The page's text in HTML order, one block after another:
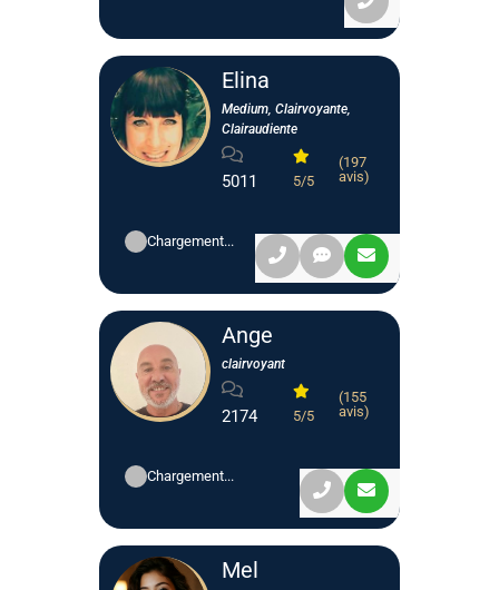
Elina
Medium, Clairvoyante,
Clairaudiente
5011 5/5
(197
avis)
Chargement...
Ange
clairvoyant
2174 5/5
(155
avis)
Chargement...
Mel